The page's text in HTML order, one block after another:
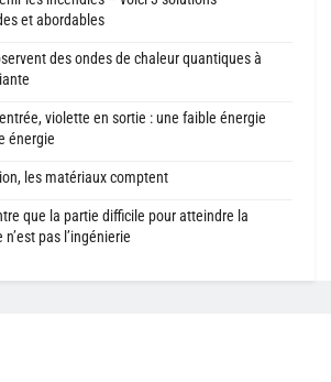
et abordables
des ondes de chaleur quantiques à
violette en sortie : une faible énergie
énergie
les matériaux comptent
que la partie difficile pour atteindre la
pas l’ingénierie